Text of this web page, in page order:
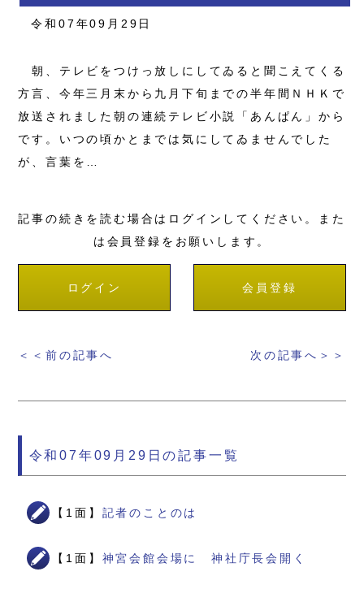
令和07年09月29日
朝、テレビをつけっ放しにしてゐると聞こえてくる
方言、今年三月末から九月下旬までの半年間ＮＨＫで
放送されました朝の連続テレビ小説「あんぱん」から
です。いつの頃かとまでは気にしてゐませんでした
が、言葉を…
記事の続きを読む場合はログインしてください。また
は会員登録をお願いします。
ログイン 会員登録
＜＜前の記事へ 次の記事へ＞＞
令和07年09月29日の記事一覧
【1面】 記者のことのは
【1面】 神宮会館会場に 神社庁長会開く